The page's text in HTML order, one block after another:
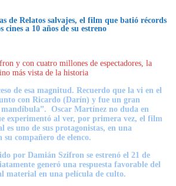
de Relatos salvajes, el film que batió récords
cines a 10 años de su estreno
y con cuatro millones de espectadores, la
más vista de la historia
de esa magnitud. Recuerdo que la vi en el
con Ricardo (Darín) y fue un gran
Oscar Martínez no duda en
experimentó al ver, por primera vez, el film
es uno de sus protagonistas, en una
compañero de elenco.
por Damián Szifron se estrenó el 21 de
generó una respuesta favorable del
material en una película de culto.